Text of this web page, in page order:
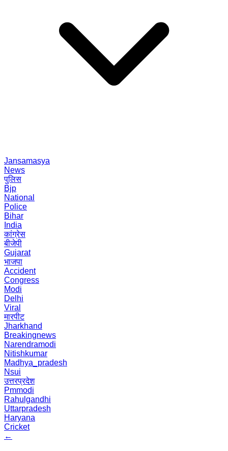
Jansamasya
News
पुलिस
Bjp
National
Police
Bihar
India
कांग्रेस
बीजेपी
Gujarat
भाजपा
Accident
Congress
Modi
Delhi
Viral
मारपीट
Jharkhand
Breakingnews
Narendramodi
Nitishkumar
Madhya_pradesh
Nsui
उत्तरप्रदेश
Pmmodi
Rahulgandhi
Uttarpradesh
Haryana
Cricket
←